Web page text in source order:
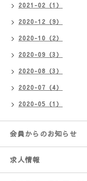
2021-02（1）
2020-12（9）
2020-10（2）
2020-09（3）
2020-08（3）
2020-07（4）
2020-05（1）
会員からのお知らせ
求人情報